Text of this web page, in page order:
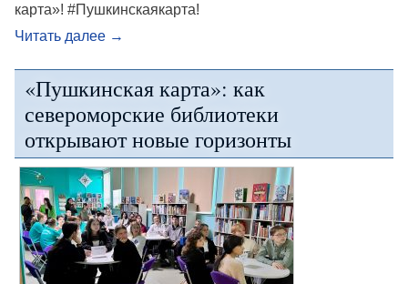
карта»! #Пушкинскаякарта!
Читать далее →
«Пушкинская карта»: как
североморские библиотеки
открывают новые горизонты